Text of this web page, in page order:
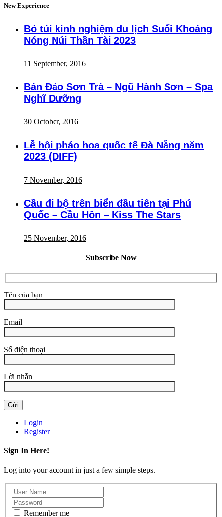
New Experience
Bỏ túi kinh nghiệm du lịch Suối Khoáng
Nóng Núi Thần Tài 2023
11 September, 2016
Bán Đảo Sơn Trà – Ngũ Hành Sơn – Spa
Nghĩ Dưỡng
30 October, 2016
Lễ hội pháo hoa quốc tế Đà Nẵng năm
2023 (DIFF)
7 November, 2016
Cầu đi bộ trên biển đầu tiên tại Phú
Quốc – Cầu Hôn – Kiss The Stars
25 November, 2016
Subscribe Now
Tên của bạn
Email
Số điện thoại
Lời nhắn
Login
Register
Sign In Here!
Log into your account in just a few simple steps.
Remember me